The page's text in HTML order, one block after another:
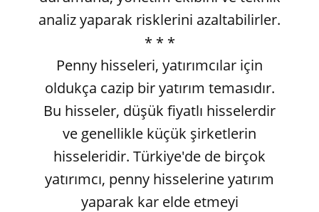
analiz yaparak risklerini azaltabilirler.
* * *
Penny hisseleri, yatırımcılar için
oldukça cazip bir yatırım temasıdır.
Bu hisseler, düşük fiyatlı hisselerdir
ve genellikle küçük şirketlerin
hisseleridir. Türkiye'de de birçok
yatırımcı, penny hisselerine yatırım
yaparak kar elde etmeyi